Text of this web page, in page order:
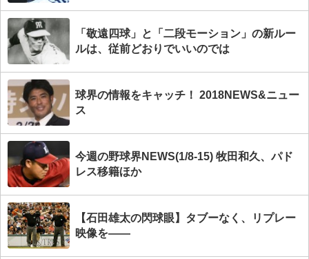
「敬遠四球」と「二段モーション」の新ルー
ルは、従前どおりでいいのでは
球界の情報をキャッチ！ 2018NEWS&ニュー
ス
今週の野球界NEWS(1/8-15) 牧田和久、パド
レス移籍ほか
【石田雄太の閃球眼】タブーなく、リプレー
映像を――